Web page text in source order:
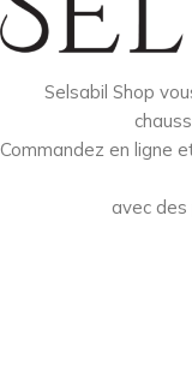
Selsabil Shop
Commandez en ligne
avec